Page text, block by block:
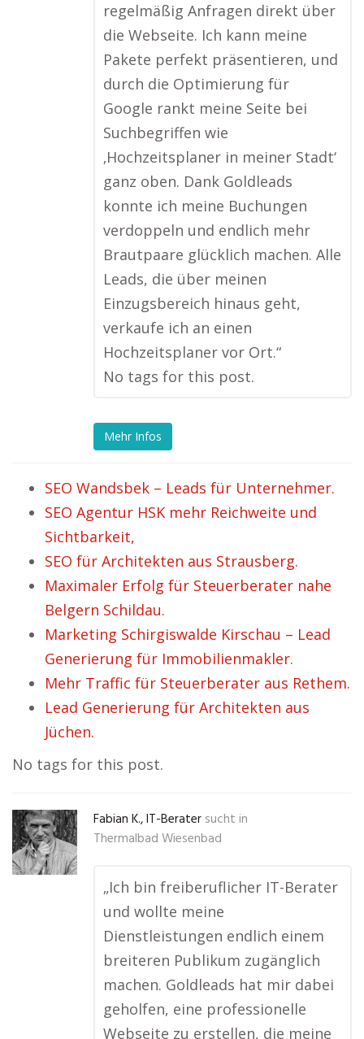
regelmäßig Anfragen direkt über
die Webseite. Ich kann meine
Pakete perfekt präsentieren, und
durch die Optimierung für
Google rankt meine Seite bei
Suchbegriffen wie
‚Hochzeitsplaner in meiner Stadt‘
ganz oben. Dank Goldleads
konnte ich meine Buchungen
verdoppeln und endlich mehr
Brautpaare glücklich machen. Alle
Leads, die über meinen
Einzugsbereich hinaus geht,
verkaufe ich an einen
Hochzeitsplaner vor Ort.“
No tags for this post.
Mehr Infos
SEO Wandsbek – Leads für Unternehmer.
SEO Agentur HSK mehr Reichweite und
Sichtbarkeit,
SEO für Architekten aus Strausberg.
Maximaler Erfolg für Steuerberater nahe
Belgern Schildau.
Marketing Schirgiswalde Kirschau – Lead
Generierung für Immobilienmakler.
Mehr Traffic für Steuerberater aus Rethem.
Lead Generierung für Architekten aus
Jüchen.
No tags for this post.
Fabian K., IT-Berater sucht in
Thermalbad Wiesenbad
„Ich bin freiberuflicher IT-Berater
und wollte meine
Dienstleistungen endlich einem
breiteren Publikum zugänglich
machen. Goldleads hat mir dabei
geholfen, eine professionelle
Webseite zu erstellen, die meine